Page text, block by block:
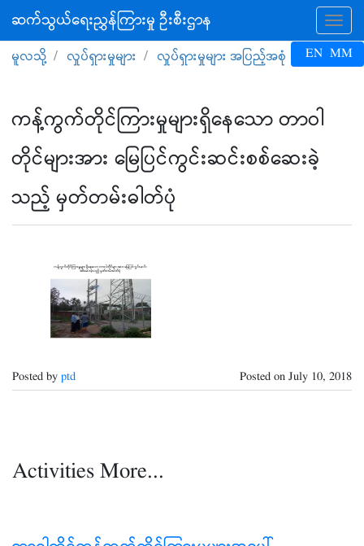
ဆက်သွယ်ရေးညွှန်ကြားမှု ဦးစီးဌာန
EN MM
မူလသို့ လှုပ်ရှားမှုများ လှုပ်ရှားမှုများ အပြည့်အစုံ
ကန့်ကွက်တိုင်ကြားမှုများရှိနေသော တာဝါ
တိုင်များအား မြေပြင်ကွင်းဆင်းစစ်ဆေးခဲ့
သည့် မှတ်တမ်းဓါတ်ပုံ
Posted by ptd Posted on July 10, 2018
Activities More...